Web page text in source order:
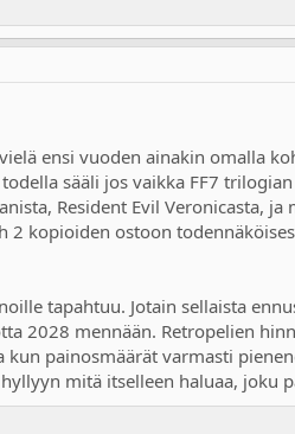
ensi vuoden ainakin omalla
sääli jos vaikka FF7
Resident Evil Veronicasta,
2 kopioiden ostoon
tapahtuu. Jotain sellaista
2028 mennään. Retropelien
painosmäärät varmasti
mitä itselleen haluaa, joku